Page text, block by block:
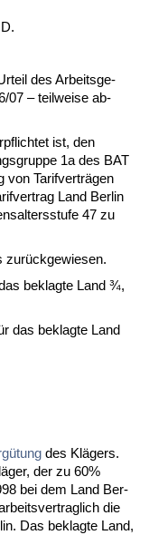
des Ar­beits­ge­
07 – teil­wei­se ab­
ist, den
1a des BAT
von Ta­rif­verträgen
Land Ber­lin
47 zu
zurück­ge­wie­sen.
be­klag­te Land ¾,
das be­klag­te Land
des Klägers.
der zu 60%
bei dem Land Ber­
die
Das be­klag­te Land,